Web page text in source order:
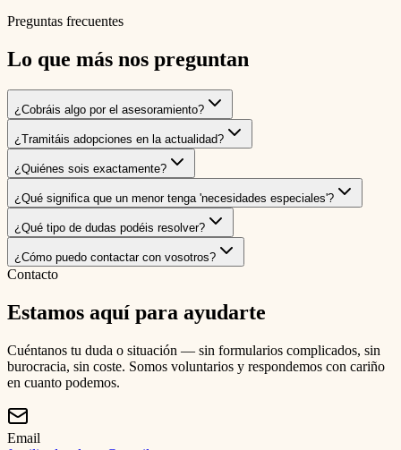
Preguntas frecuentes
Lo que más nos preguntan
¿Cobráis algo por el asesoramiento?
¿Tramitáis adopciones en la actualidad?
¿Quiénes sois exactamente?
¿Qué significa que un menor tenga 'necesidades especiales'?
¿Qué tipo de dudas podéis resolver?
¿Cómo puedo contactar con vosotros?
Contacto
Estamos aquí para ayudarte
Cuéntanos tu duda o situación — sin formularios complicados, sin
burocracia, sin coste. Somos voluntarios y respondemos con cariño
en cuanto podemos.
Email